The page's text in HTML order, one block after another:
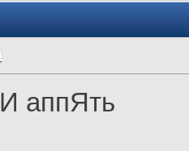
И аппЯть